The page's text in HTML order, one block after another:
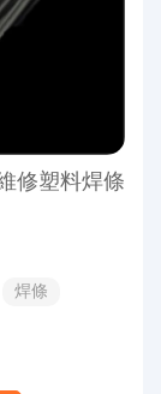
修塑料焊條
焊條